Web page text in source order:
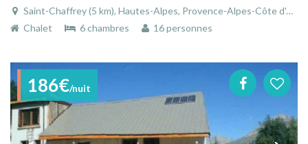
Saint-Chaffrey (5 km), Hautes-Alpes, Provence-Alpes-Côte d'Azur, France
Chalet
6 chambres 16 personnes
186€/nuit